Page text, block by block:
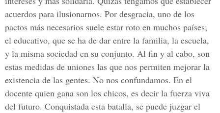
acuerdos para ilusionarnos. Por desgracia, uno de los
pactos más necesarios suele estar roto en muchos países;
el educativo, que se ha de dar entre la familia, la escuela,
y la misma sociedad en su conjunto. Al fin y al cabo, son
estas medidas de uniones las que nos permiten mejorar la
existencia de las gentes. No nos confundamos. En el
docente quien gana son los chicos, es decir la fuerza viva
del futuro. Conquistada esta batalla, se puede juzgar el